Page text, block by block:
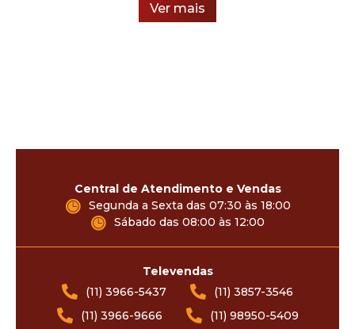
Ver mais
Central de Atendimento e Vendas
Segunda a Sexta das 07:30 às 18:00
Sábado das 08:00 às 12:00
Televendas
(11) 3966-5437
(11) 3857-3546
(11) 3966-9666
(11) 98950-5409